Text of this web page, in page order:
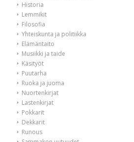
Historia
Lemmikit
Filosofia
Yhteiskunta ja politiikka
Elämäntaito
Musiikki ja taide
Käsityöt
Puutarha
Ruoka ja juoma
Nuortenkirjat
Lastenkirjat
Pokkarit
Dekkarit
Runous